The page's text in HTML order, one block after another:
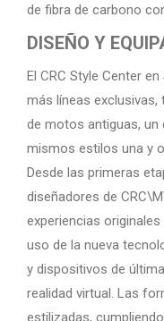
de fibra de carbono
DISEÑO Y
El CRC Style Center
más líneas
de motos antiguas, un
mismos estilos una y
Desde las primeras
diseñadores de
experiencias
uso de la nueva
y dispositivos de
realidad virtual. Las
estilizadas,